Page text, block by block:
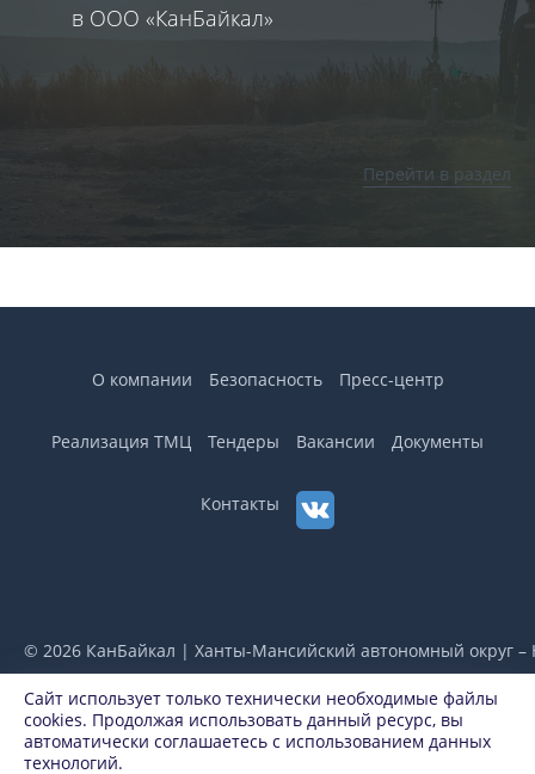
Сайт использует только технически необходимые файлы
cookies. Продолжая использовать данный ресурс, вы
автоматически соглашаетесь с использованием данных
технологий.
в ООО «КанБайкал»
Перейти в раздел
О компании Безопасность Пресс-центр
Реализация ТМЦ Тендеры Вакансии Документы
Контакты
© 2026 КанБайкал | Ханты-Мансийский автономный округ
Горячая линия по вопросам противодействия
коррупции
Разработано в Air Production